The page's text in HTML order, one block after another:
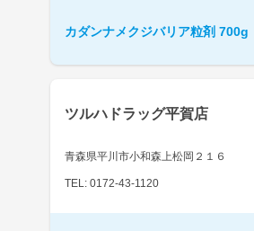
カダンナメクジバリア粒剤 700g
ツルハドラッグ平賀店
青森県平川市小和森上松岡２１６
TEL: 0172-43-1120